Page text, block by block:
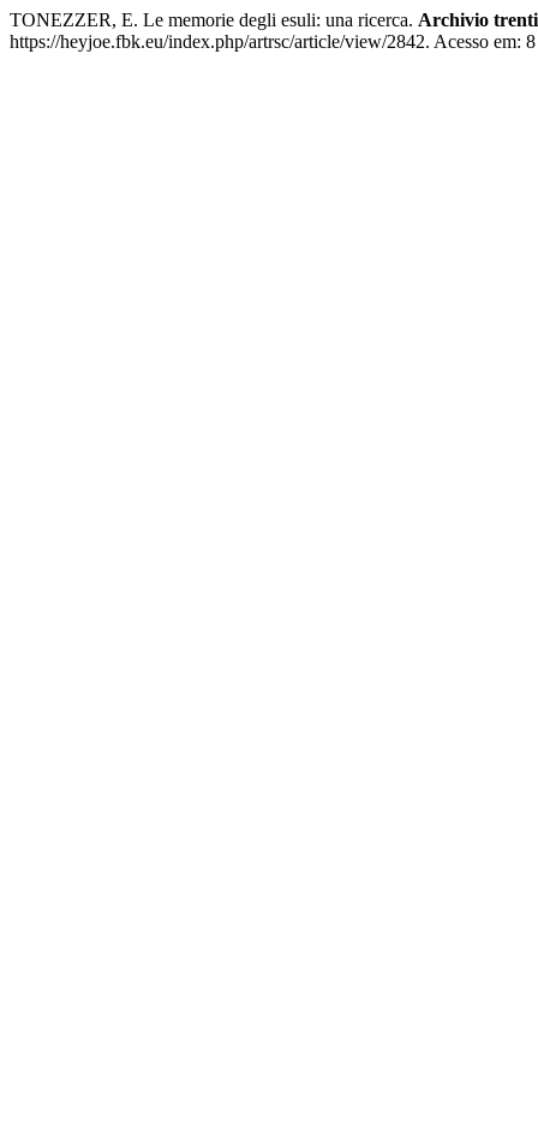
TONEZZER, E. Le memorie degli esuli: una ricerca. Archivio
https://heyjoe.fbk.eu/index.php/artrsc/article/view/2842. Acesso em: